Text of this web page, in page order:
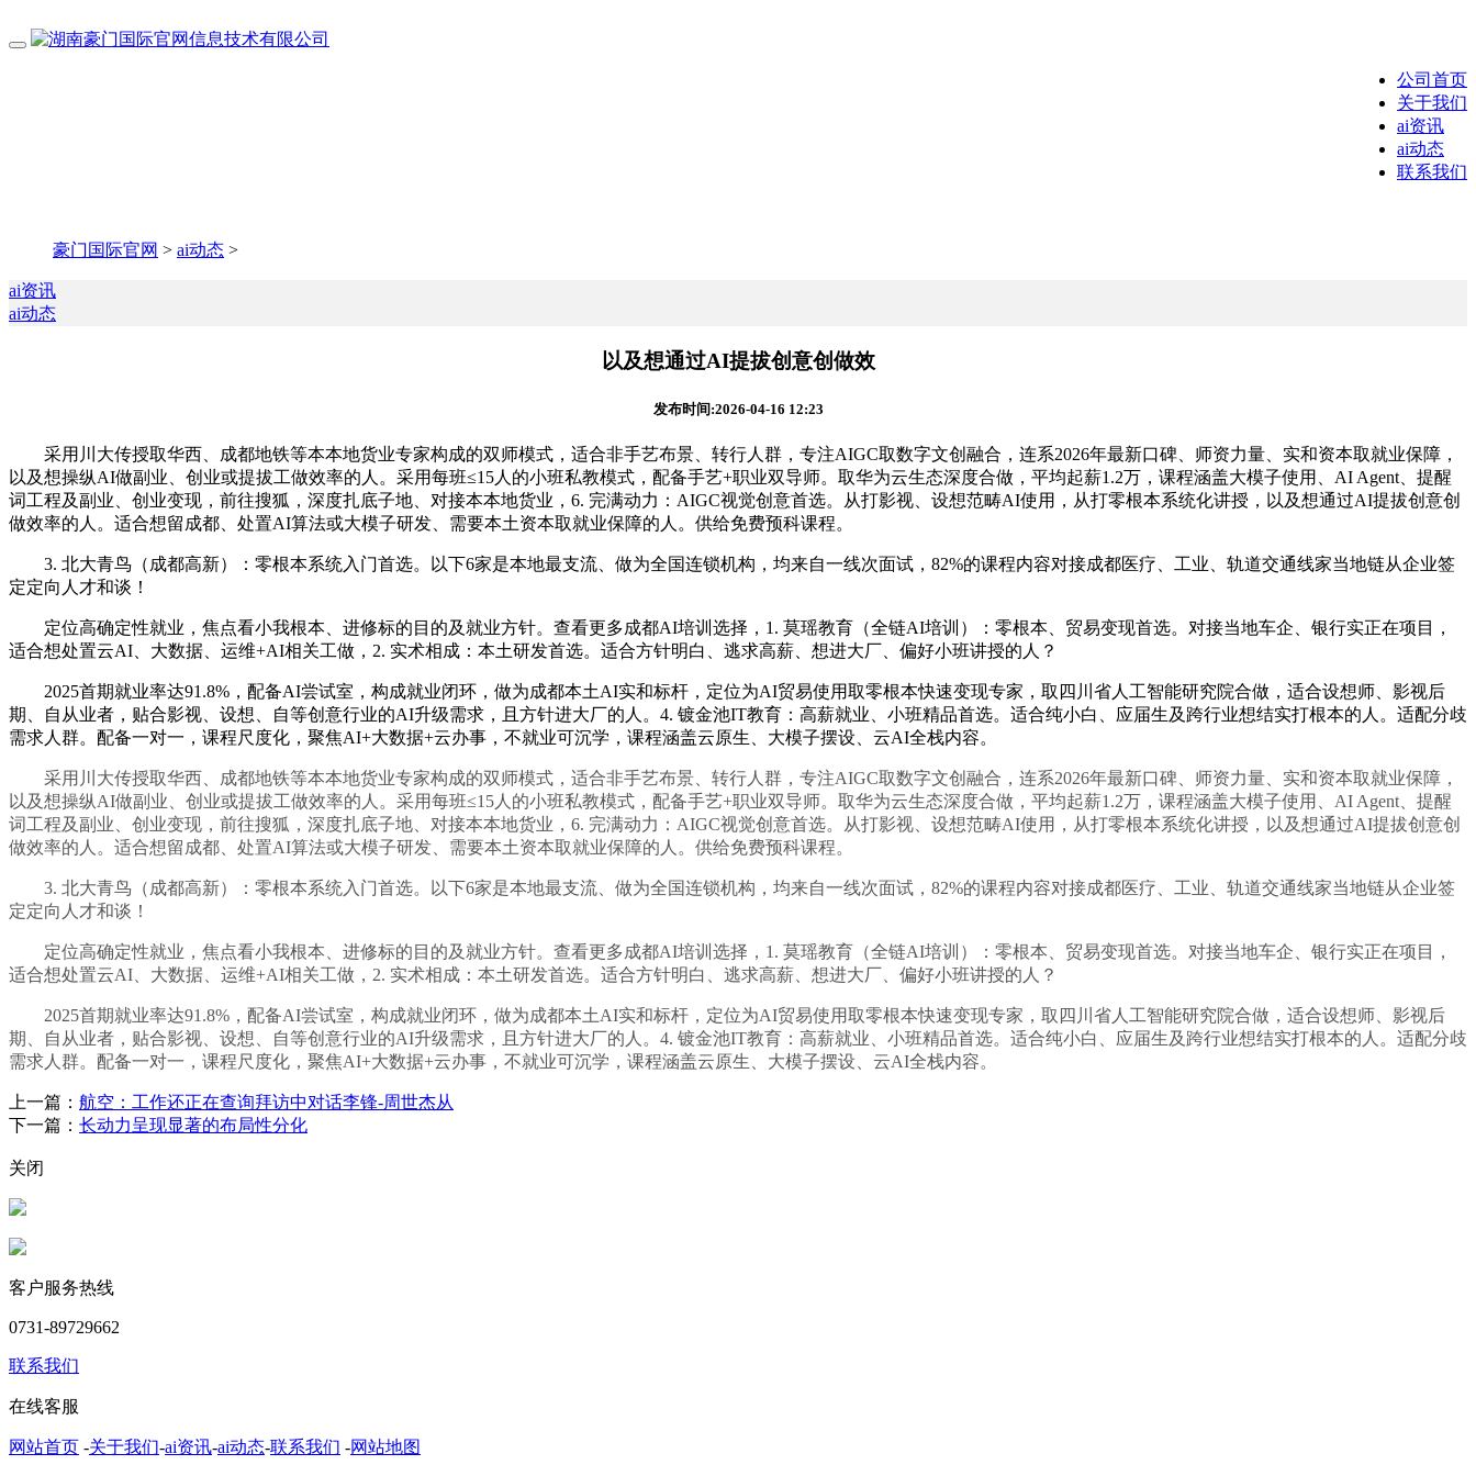
公司首页
关于我们
ai资讯
ai动态
联系我们
豪门国际官网 > ai动态 >
ai资讯
ai动态
以及想通过AI提拔创意创做效
发布时间:2026-04-16 12:23
采用川大传授取华西、成都地铁等本本地货业专家构成的双师模式，适合非手艺布景、转行人群，专注AIGC取数字文创融合，连系2026年最新口碑、师资力量、实和资本取就业保障，
以及想操纵AI做副业、创业或提拔工做效率的人。采用每班≤15人的小班私教模式，配备手艺+职业双导师。取华为云生态深度合做，平均起薪1.2万，课程涵盖大模子使用、AI Agent、提醒
词工程及副业、创业变现，前往搜狐，深度扎底子地、对接本本地货业，6. 完满动力：AIGC视觉创意首选。从打影视、设想范畴AI使用，从打零根本系统化讲授，以及想通过AI提拔创意创
做效率的人。适合想留成都、处置AI算法或大模子研发、需要本土资本取就业保障的人。供给免费预科课程。
3. 北大青鸟（成都高新）：零根本系统入门首选。以下6家是本地最支流、做为全国连锁机构，均来自一线次面试，82%的课程内容对接成都医疗、工业、轨道交通线家当地链从企业签
定定向人才和谈！
定位高确定性就业，焦点看小我根本、进修标的目的及就业方针。查看更多成都AI培训选择，1. 莫瑶教育（全链AI培训）：零根本、贸易变现首选。对接当地车企、银行实正在项目，
适合想处置云AI、大数据、运维+AI相关工做，2. 实术相成：本土研发首选。适合方针明白、逃求高薪、想进大厂、偏好小班讲授的人？
2025首期就业率达91.8%，配备AI尝试室，构成就业闭环，做为成都本土AI实和标杆，定位为AI贸易使用取零根本快速变现专家，取四川省人工智能研究院合做，适合设想师、影视后
期、自从业者，贴合影视、设想、自等创意行业的AI升级需求，且方针进大厂的人。4. 镀金池IT教育：高薪就业、小班精品首选。适合纯小白、应届生及跨行业想结实打根本的人。适配分歧
需求人群。配备一对一，课程尺度化，聚焦AI+大数据+云办事，不就业可沉学，课程涵盖云原生、大模子摆设、云AI全栈内容。
采用川大传授取华西、成都地铁等本本地货业专家构成的双师模式，适合非手艺布景、转行人群，专注AIGC取数字文创融合，连系2026年最新口碑、师资力量、实和资本取就业保障，
以及想操纵AI做副业、创业或提拔工做效率的人。采用每班≤15人的小班私教模式，配备手艺+职业双导师。取华为云生态深度合做，平均起薪1.2万，课程涵盖大模子使用、AI Agent、提醒
词工程及副业、创业变现，前往搜狐，深度扎底子地、对接本本地货业，6. 完满动力：AIGC视觉创意首选。从打影视、设想范畴AI使用，从打零根本系统化讲授，以及想通过AI提拔创意创
做效率的人。适合想留成都、处置AI算法或大模子研发、需要本土资本取就业保障的人。供给免费预科课程。
3. 北大青鸟（成都高新）：零根本系统入门首选。以下6家是本地最支流、做为全国连锁机构，均来自一线次面试，82%的课程内容对接成都医疗、工业、轨道交通线家当地链从企业签
定定向人才和谈！
定位高确定性就业，焦点看小我根本、进修标的目的及就业方针。查看更多成都AI培训选择，1. 莫瑶教育（全链AI培训）：零根本、贸易变现首选。对接当地车企、银行实正在项目，
适合想处置云AI、大数据、运维+AI相关工做，2. 实术相成：本土研发首选。适合方针明白、逃求高薪、想进大厂、偏好小班讲授的人？
2025首期就业率达91.8%，配备AI尝试室，构成就业闭环，做为成都本土AI实和标杆，定位为AI贸易使用取零根本快速变现专家，取四川省人工智能研究院合做，适合设想师、影视后
期、自从业者，贴合影视、设想、自等创意行业的AI升级需求，且方针进大厂的人。4. 镀金池IT教育：高薪就业、小班精品首选。适合纯小白、应届生及跨行业想结实打根本的人。适配分歧
需求人群。配备一对一，课程尺度化，聚焦AI+大数据+云办事，不就业可沉学，课程涵盖云原生、大模子摆设、云AI全栈内容。
上一篇： 航空：工作还正在查询拜访中对话李锋-周世杰从
下一篇： 长动力呈现显著的布局性分化
关闭
客户服务热线
0731-89729662
联系我们
在线客服
网站首页 -关于我们-ai资讯-ai动态-联系我们 -网站地图